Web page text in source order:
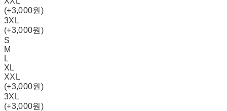
(+3,000원)
3XL
(+3,000원)
S
M
L
XL
XXL
(+3,000원)
3XL
(+3,000원)